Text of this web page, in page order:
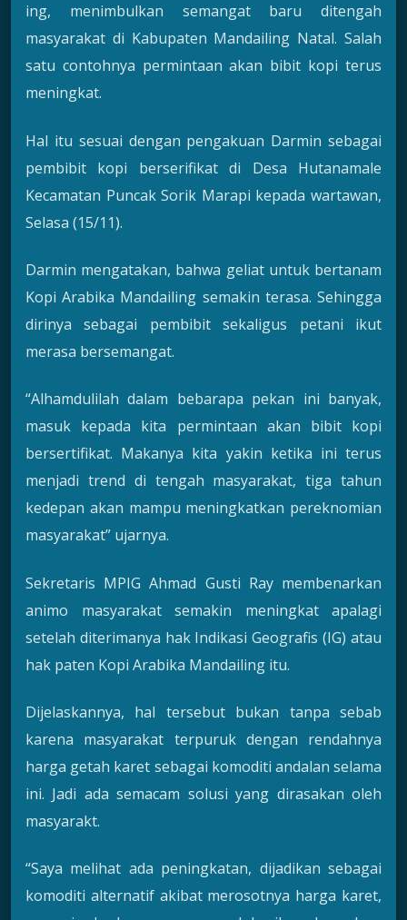
ing, menimbulkan semangat baru ditengah
masyarakat di Kabupaten Mandailing Natal. Salah
satu contohnya permintaan akan bibit kopi terus
meningkat.
Hal itu sesuai dengan pengakuan Darmin sebagai
pembibit kopi berserifikat di Desa Hutanamale
Kecamatan Puncak Sorik Marapi kepada wartawan,
Selasa (15/11).
Darmin mengatakan, bahwa geliat untuk bertanam
Kopi Arabika Mandailing semakin terasa. Sehingga
dirinya sebagai pembibit sekaligus petani ikut
merasa bersemangat.
“Alhamdulilah dalam bebarapa pekan ini banyak,
masuk kepada kita permintaan akan bibit kopi
bersertifikat. Makanya kita yakin ketika ini terus
menjadi trend di tengah masyarakat, tiga tahun
kedepan akan mampu meningkatkan pereknomian
masyarakat” ujarnya.
Sekretaris MPIG Ahmad Gusti Ray membenarkan
animo masyarakat semakin meningkat apalagi
setelah diterimanya hak Indikasi Geografis (IG) atau
hak paten Kopi Arabika Mandailing itu.
Dijelaskannya, hal tersebut bukan tanpa sebab
karena masyarakat terpuruk dengan rendahnya
harga getah karet sebagai komoditi andalan selama
ini. Jadi ada semacam solusi yang dirasakan oleh
masyarakt.
“Saya melihat ada peningkatan, dijadikan sebagai
komoditi alternatif akibat merosotnya harga karet,